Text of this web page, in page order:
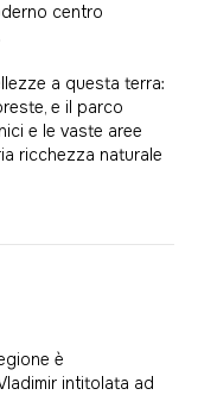
centro
a questa terra:
e il parco
e le vaste aree
ricchezza naturale
è
intitolata ad